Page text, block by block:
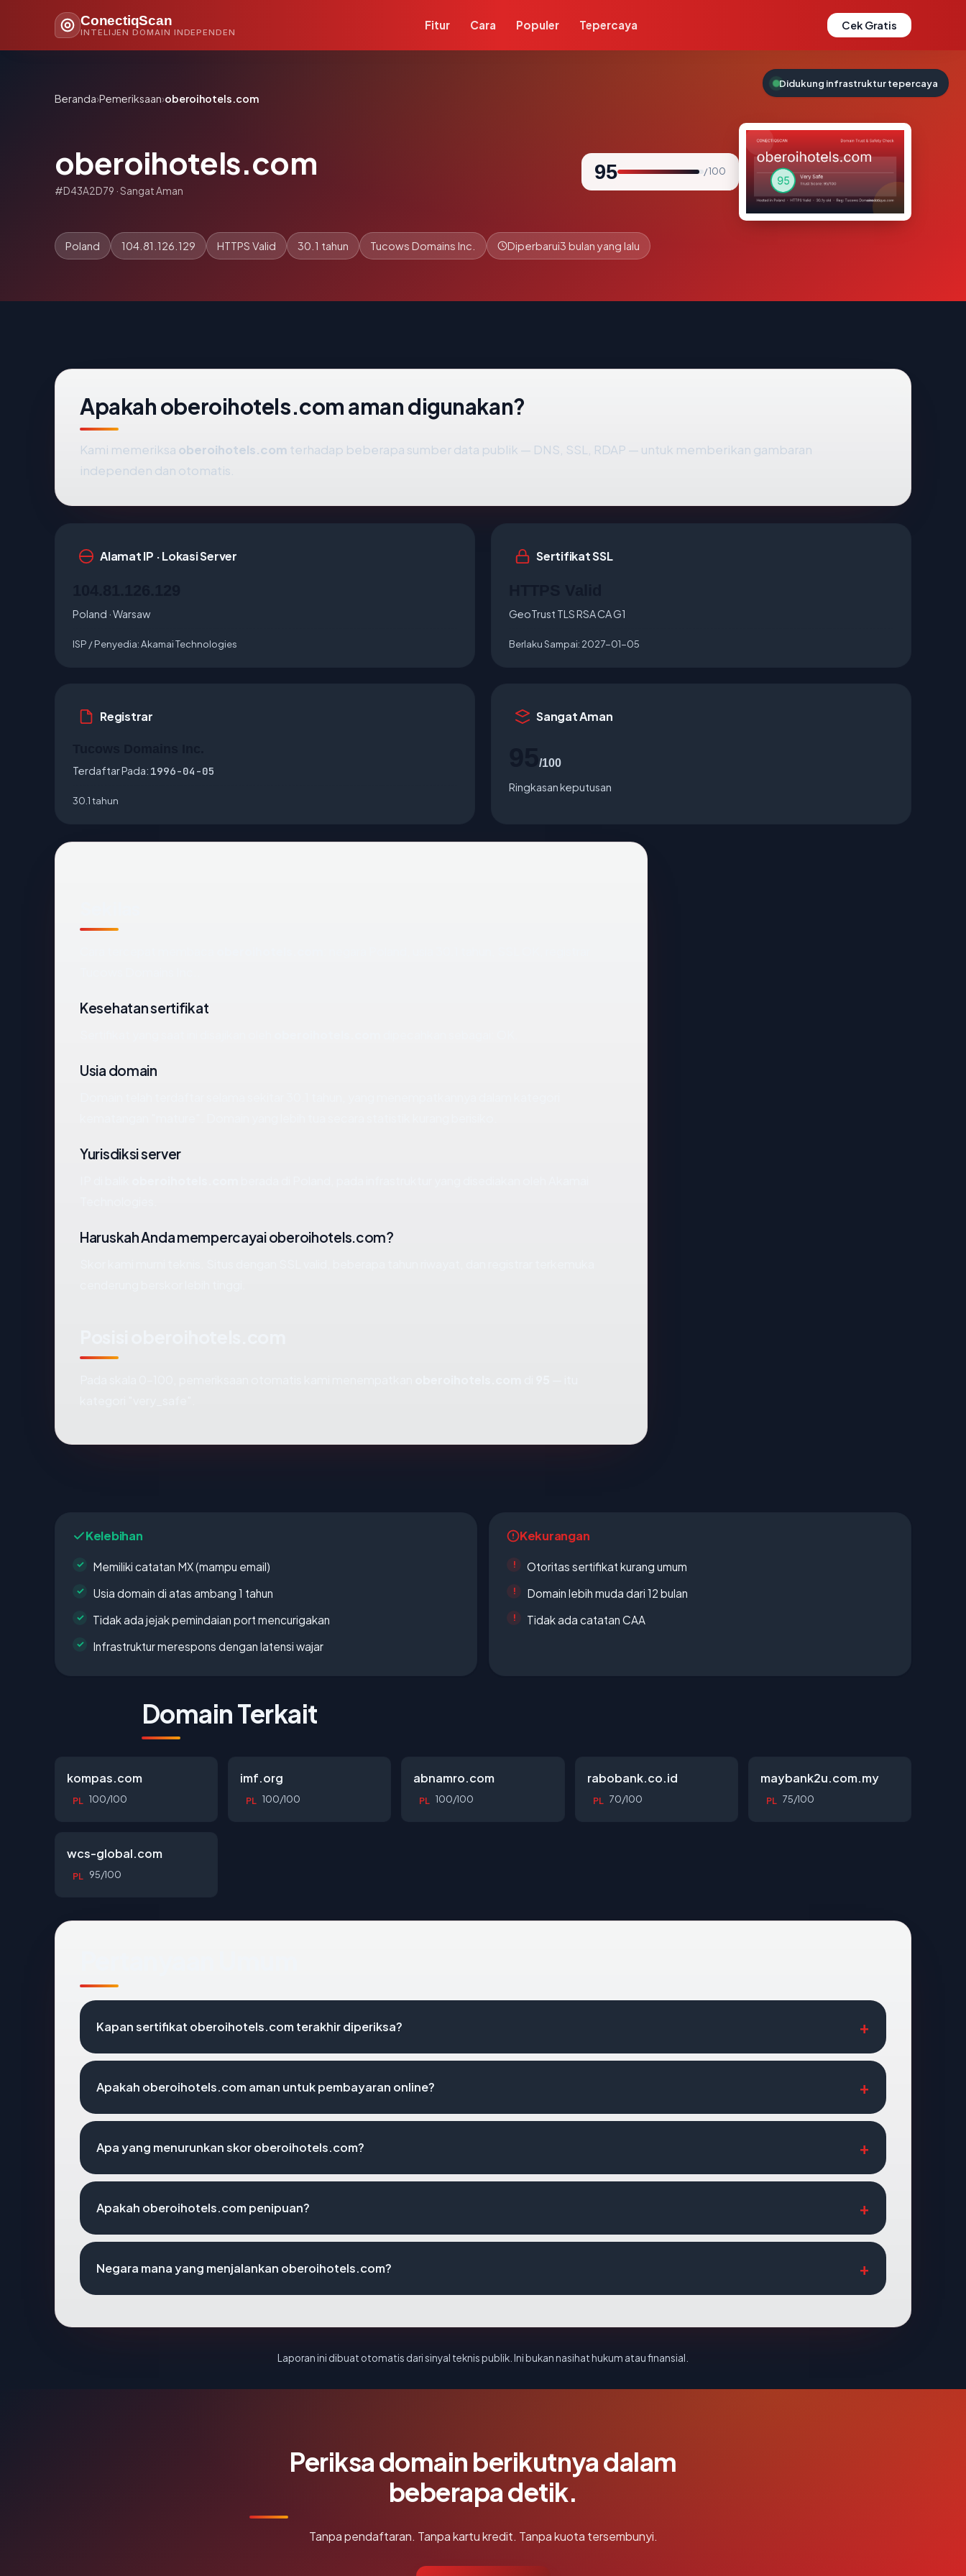
ConectiqScan
INTELIJEN DOMAIN INDEPENDEN
Fitur Cara Populer Tepercaya Cek Gratis
Beranda›Pemeriksaan›oberoihotels.com
oberoihotels.com
#D43A2D79 · Sangat Aman
95 / 100
Poland 104.81.126.129 HTTPS Valid 30.1 tahun Tucows Domains Inc. Diperbarui3 bulan yang lalu
Apakah oberoihotels.com aman digunakan?
Kami memeriksa oberoihotels.com terhadap beberapa sumber data publik — DNS, SSL, RDAP — untuk memberikan gambaran
independen dan otomatis.
Alamat IP · Lokasi Server
Poland · Warsaw
ISP / Penyedia:Akamai Technologies
Sertifikat SSL
GeoTrust TLS RSA CA G1
Berlaku Sampai: 2027-01-05
Registrar
Terdaftar Pada: 1996-04-05
30.1 tahun
Sangat Aman
/100
Ringkasan keputusan
Kesehatan sertifikat
Usia domain
Yurisdiksi server
Haruskah Anda mempercayai oberoihotels.com?
Kelebihan
Memiliki catatan MX (mampu email)
Usia domain di atas ambang 1 tahun
Tidak ada jejak pemindaian port mencurigakan
Infrastruktur merespons dengan latensi wajar
Kekurangan
Otoritas sertifikat kurang umum
Domain lebih muda dari 12 bulan
Tidak ada catatan CAA
Domain Terkait
kompas.com
PL 100/100
imf.org
PL 100/100
abnamro.com
PL 100/100
rabobank.co.id
PL 70/100
maybank2u.com.my
PL 75/100
wcs-global.com
PL 95/100
Kapan sertifikat oberoihotels.com terakhir diperiksa?
Apakah oberoihotels.com aman untuk pembayaran online?
Apa yang menurunkan skor oberoihotels.com?
Apakah oberoihotels.com penipuan?
Negara mana yang menjalankan oberoihotels.com?
Laporan ini dibuat otomatis dari sinyal teknis publik. Ini bukan nasihat hukum atau finansial.
Periksa domain berikutnya dalam
beberapa detik.
Tanpa pendaftaran. Tanpa kartu kredit. Tanpa kuota tersembunyi.
Didukung infrastruktur tepercaya